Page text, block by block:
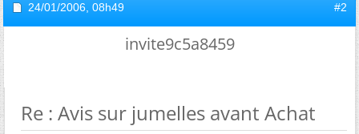
24/01/2006, 08h49 #2
invite9c5a8459
Re : Avis sur jumelles avant Achat